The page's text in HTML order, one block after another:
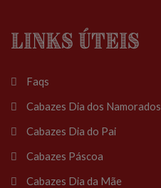
Links Úteis
Faqs
Cabazes Dia dos Namorados
Cabazes Dia do Pai
Cabazes Páscoa
Cabazes Dia da Mãe